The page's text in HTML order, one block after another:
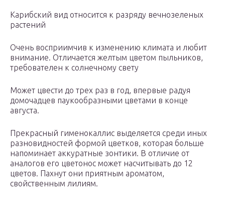
Карибский вид относится к разряду вечнозеленых
растений
Очень восприимчив к изменению климата и любит
внимание. Отличается желтым цветом пыльников,
требователен к солнечному свету
Может цвести до трех раз в год, впервые радуя
домочадцев паукообразными цветами в конце
августа.
Прекрасный гименокаллис выделяется среди иных
разновидностей формой цветков, которая больше
напоминает аккуратные зонтики. В отличие от
аналогов его цветонос может насчитывать до 12
цветов. Пахнут они приятным ароматом,
свойственным лилиям.